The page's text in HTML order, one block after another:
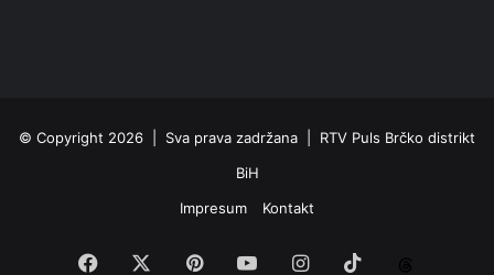
© Copyright 2026 | Sva prava zadržana | RTV Puls Brčko distrikt
BiH
Impresum
Kontakt
Facebook PinterestYouTubeInstagram
TikTok